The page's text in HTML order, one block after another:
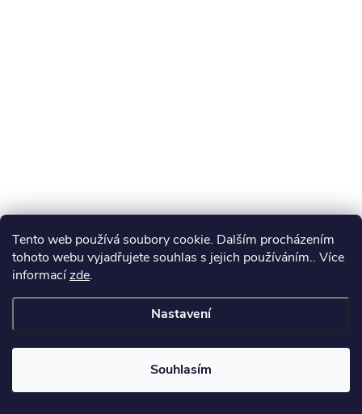
Tento web používá soubory cookie. Dalším procházením
tohoto webu vyjadřujete souhlas s jejich používáním.. Více
informacízde.
Nastavení
Souhlasím